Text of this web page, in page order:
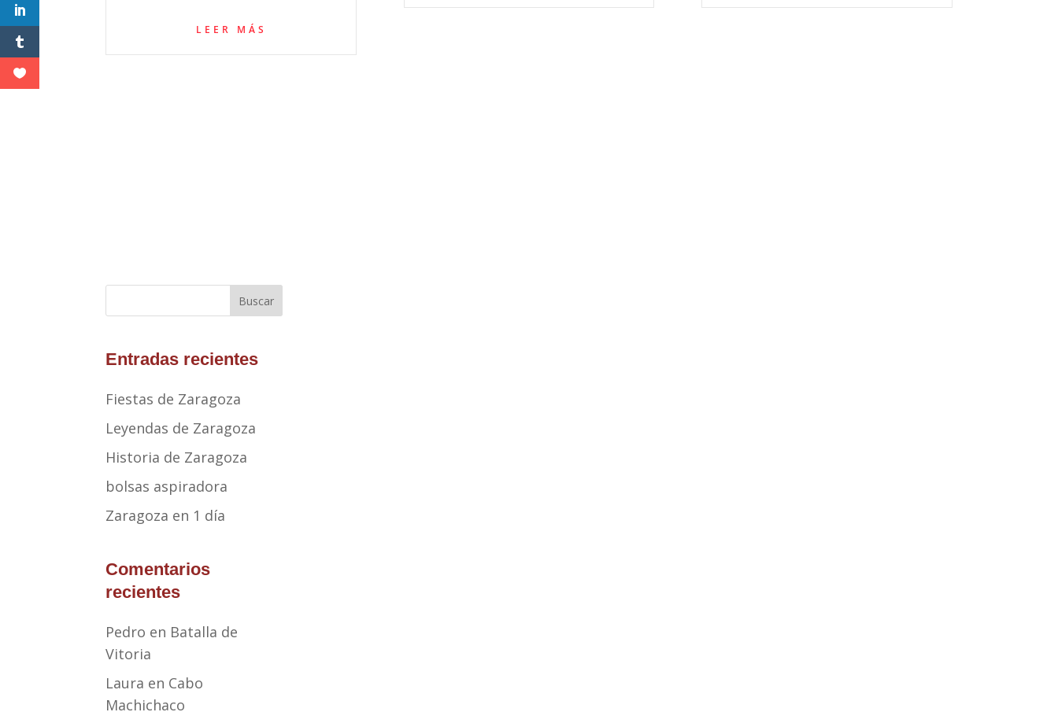
LEER MÁS
Buscar
Entradas recientes
Fiestas de Zaragoza
Leyendas de Zaragoza
Historia de Zaragoza
bolsas aspiradora
Zaragoza en 1 día
Comentarios
recientes
Pedro en Batalla de
Vitoria
Laura en Cabo
Machichaco